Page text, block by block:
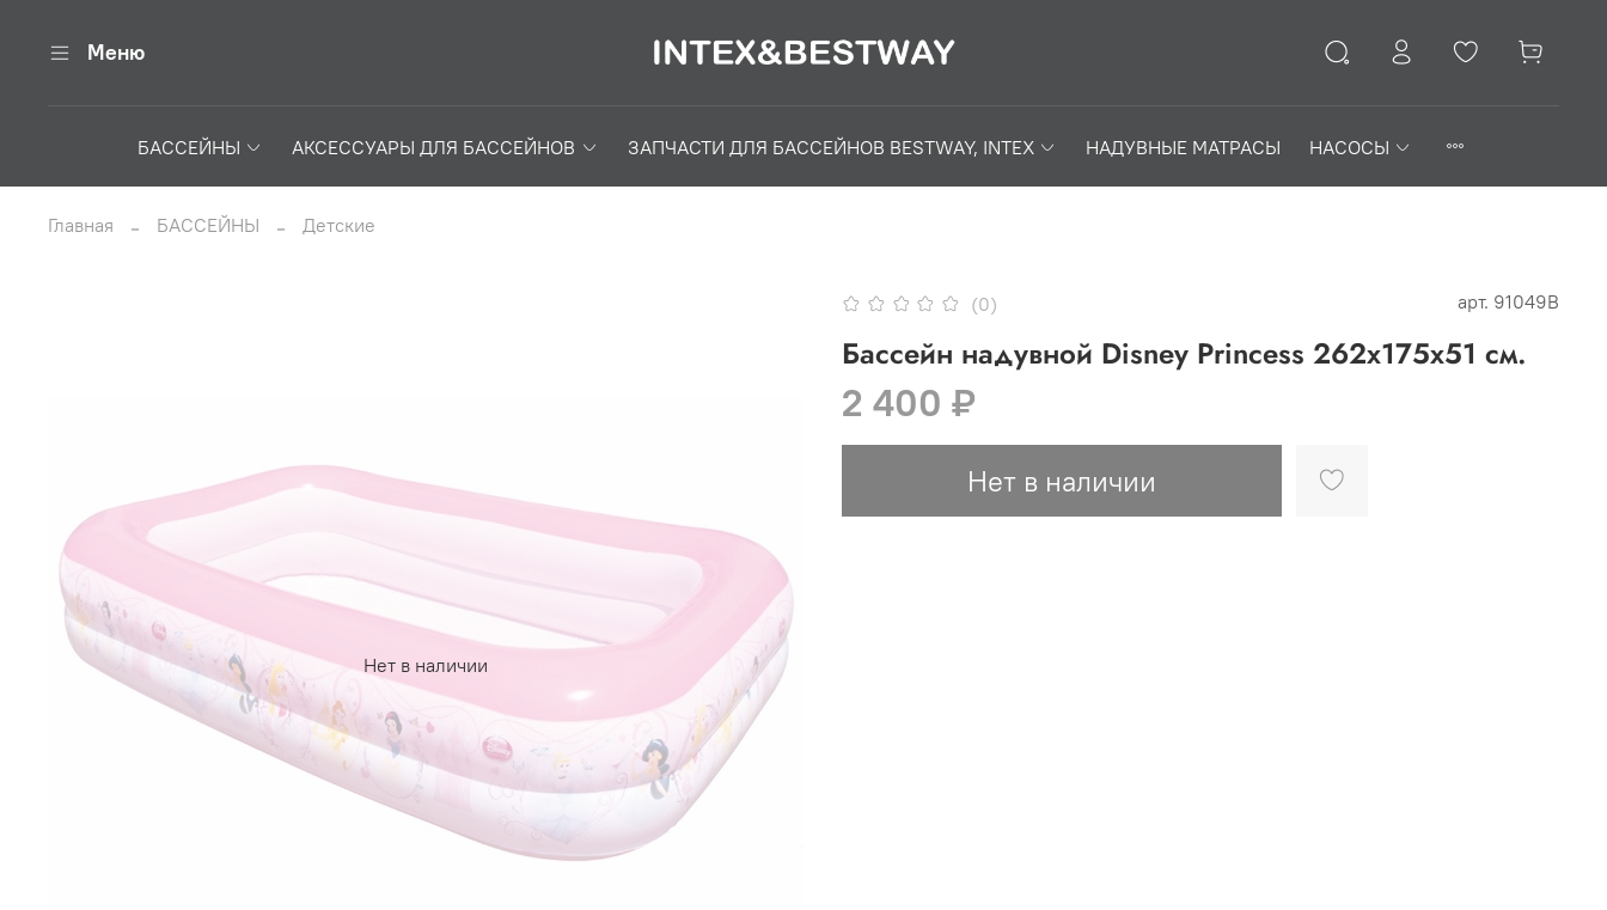
Меню
БАССЕЙНЫ АКСЕССУАРЫ ДЛЯ БАССЕЙНОВ ЗАПЧАСТИ ДЛЯ БАССЕЙНОВ BESTWAY, INTEX НАДУВНЫЕ МАТРАСЫ НАСОСЫ
Главная БАССЕЙНЫ Детские
Нет в наличии
(0) арт. 91049B
Бассейн надувной Disney Princess 262х175х51 см.
2 400 ₽
Нет в наличии